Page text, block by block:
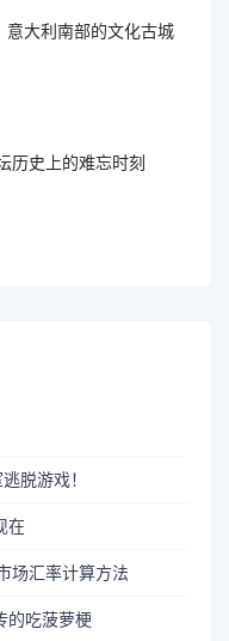
意大利南部的文化古城
历史上的难忘时刻
脱游戏！
在
场汇率计算方法
的吃菠萝梗